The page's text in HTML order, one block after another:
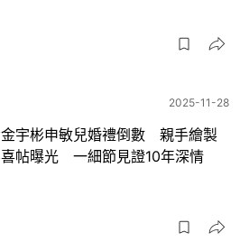
2025-11-28
金宇彬申敏兒婚禮倒數 親手繪製
喜帖曝光 一細節見證10年深情